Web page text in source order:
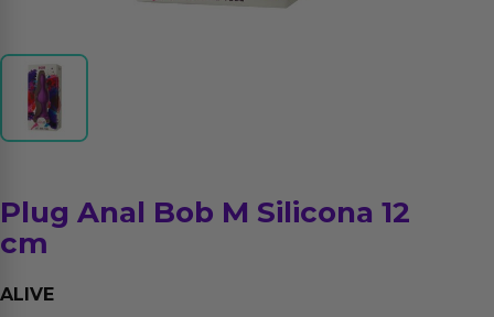
Plug Anal Bob M Silicona 12
cm
ALIVE